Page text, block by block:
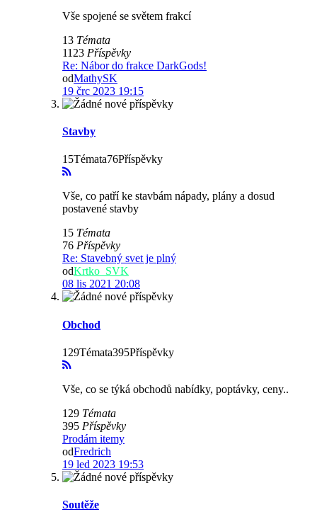
Vše spojené se světem frakcí
13 Témata
1123 Příspěvky
Re: Nábor do frakce DarkGods!
odMathySK
19 črc 2023 19:15
Stavby
15Témata76Příspěvky
Vše, co patří ke stavbám nápady, plány a dosud
postavené stavby
15 Témata
76 Příspěvky
Re: Stavebný svet je plný
odKrtko_SVK
08 lis 2021 20:08
Obchod
129Témata395Příspěvky
Vše, co se týká obchodů nabídky, poptávky, ceny..
129 Témata
395 Příspěvky
Prodám itemy
odFredrich
19 led 2023 19:53
Soutěže